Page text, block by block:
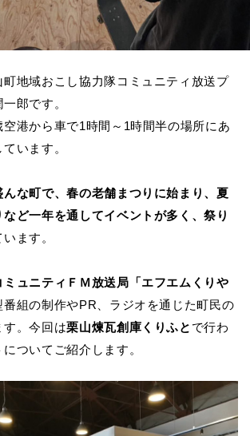
町地域おこし協力隊コミュニティ放送プ
郎です。
空港から車で1 時間～ 1時間半の場所にあ
います。
んな町で、春の老舗まつりに始まり、夏
など一年を通してイベントが多く、祭り
ます。
ミュニティＦＭ放送局「エフエムくりや
番組の制作やPR、ラジオを通じた町民の
す。今回は栗山煉瓦創庫くりふと で行わ
ついてご紹介します。